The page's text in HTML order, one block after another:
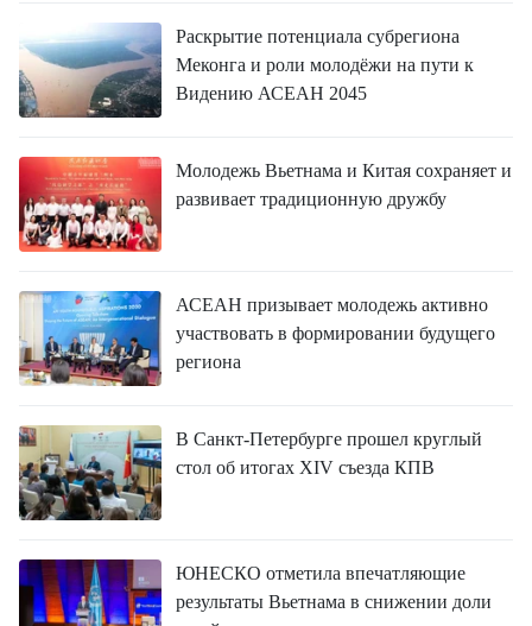
ENGLISH
中文
FRANÇAIS
Раскрытие потенциала субрегиона
Меконга и роли молодёжи на пути к
Видению АСЕАН 2045
Молодежь Вьетнама и Китая сохраняет и
развивает традиционную дружбу
АСЕАН призывает молодежь активно
участвовать в формировании будущего
региона
В Санкт-Петербурге прошел круглый
стол об итогах XIV съезда КПВ
ЮНЕСКО отметила впечатляющие
результаты Вьетнама в снижении доли